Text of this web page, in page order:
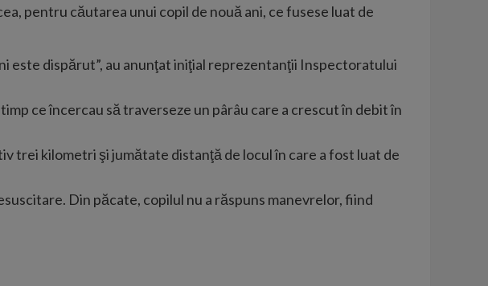
pentru căutarea unui copil de nouă ani, ce fusese luat de
este dispărut”, au anunţat iniţial reprezentanţii Inspectoratului
ce încercau să traverseze un pârâu care a crescut în debit în
trei kilometri şi jumătate distanţă de locul în care a fost luat de
Din păcate, copilul nu a răspuns manevrelor, fiind